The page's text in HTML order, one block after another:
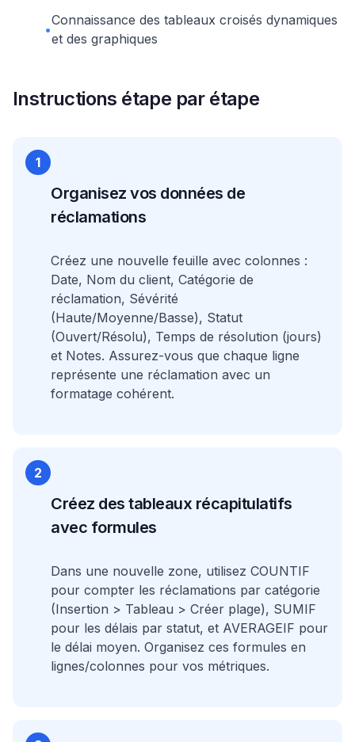
•
Connaissance des tableaux croisés dynamiques
et des graphiques
Instructions étape par étape
1
Organisez vos données de
réclamations
Créez une nouvelle feuille avec colonnes :
Date, Nom du client, Catégorie de
réclamation, Sévérité
(Haute/Moyenne/Basse), Statut
(Ouvert/Résolu), Temps de résolution (jours)
et Notes. Assurez-vous que chaque ligne
représente une réclamation avec un
formatage cohérent.
2
Créez des tableaux récapitulatifs
avec formules
Dans une nouvelle zone, utilisez COUNTIF
pour compter les réclamations par catégorie
(Insertion > Tableau > Créer plage), SUMIF
pour les délais par statut, et AVERAGEIF pour
le délai moyen. Organisez ces formules en
lignes/colonnes pour vos métriques.